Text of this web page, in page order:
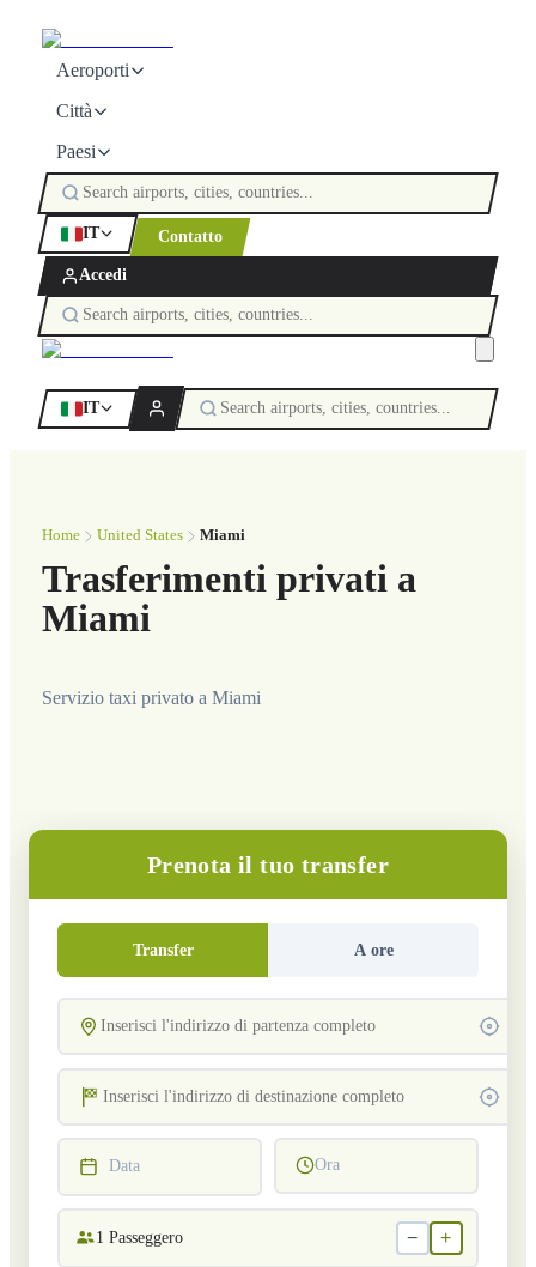
Aeroporti
Città
Paesi
IT Contatto
Accedi
IT
Home United States Miami
Trasferimenti privati a
Miami
Servizio taxi privato a Miami
Prenota il tuo transfer
Transfer A ore
Data Ora
1 Passeggero − +